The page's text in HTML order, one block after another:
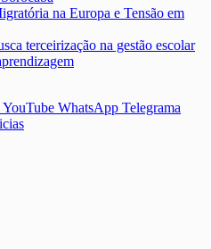
na Europa e Tensão em
terceirização na gestão escolar
YouTube WhatsApp Telegrama